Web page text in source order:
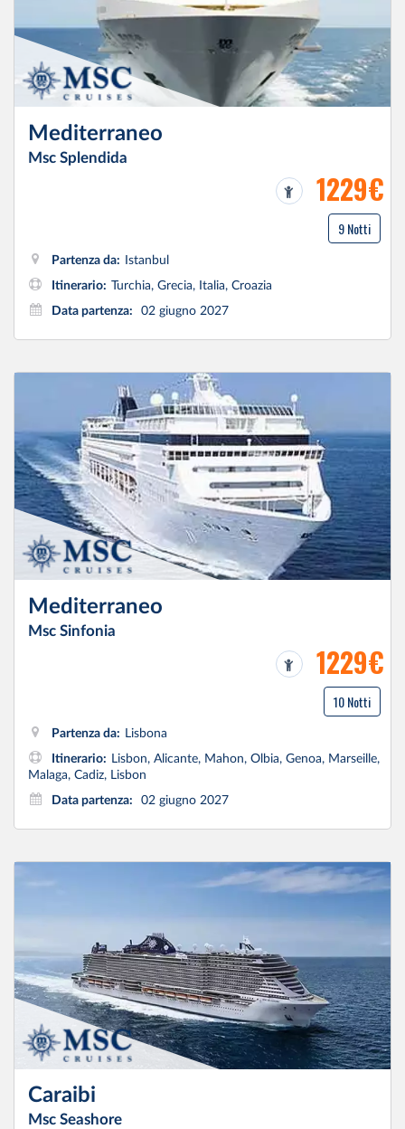
Mediterraneo
Msc Splendida
1229€
9 Notti
Partenza da:
Istanbul
Itinerario: Turchia, Grecia, Italia, Croazia
Data partenza:
02 giugno 2027
Mediterraneo
Msc Sinfonia
1229€
10 Notti
Partenza da: Lisbona
Itinerario: Lisbon, Alicante, Mahon, Olbia, Genoa, Marseille,
Malaga, Cadiz, Lisbon
Data partenza:
02 giugno 2027
Caraibi
Msc Seashore